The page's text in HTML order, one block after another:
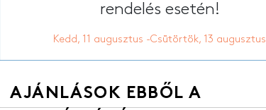
rendelés esetén!
Kedd, 11 augusztus -Csütörtök, 13 augusztus
AJÁNLÁSOK EBBŐL A